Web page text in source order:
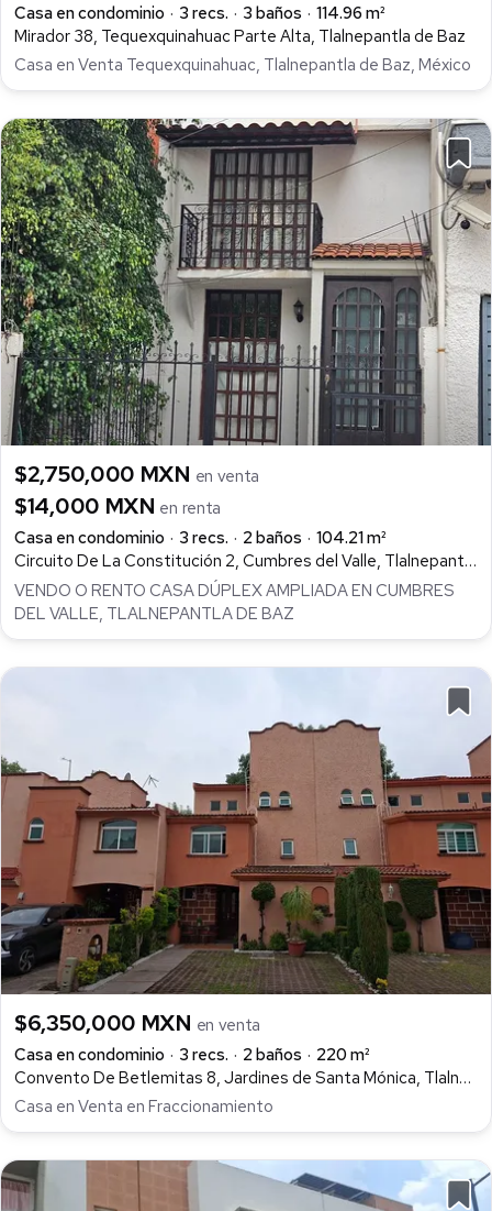
Casa en condominio
3 recs. 3 baños
114.96 m²
Mirador 38, Tequexquinahuac Parte Alta, Tlalnepantla de Baz
Casa en Venta Tequexquinahuac, Tlalnepantla de Baz, México
$2,750,000 MXN en venta
$14,000 MXN en renta
Casa en condominio
3 recs. 2 baños
104.21 m²
Circuito De La Constitución 2, Cumbres del Valle, Tlalnepantla de Baz
VENDO O RENTO CASA DÚPLEX AMPLIADA EN CUMBRES
DEL VALLE, TLALNEPANTLA DE BAZ
$6,350,000 MXN en venta
Casa en condominio
3 recs. 2 baños
220 m²
Convento De Betlemitas 8, Jardines de Santa Mónica, Tlalnepantla de Baz
Casa en Venta en Fraccionamiento